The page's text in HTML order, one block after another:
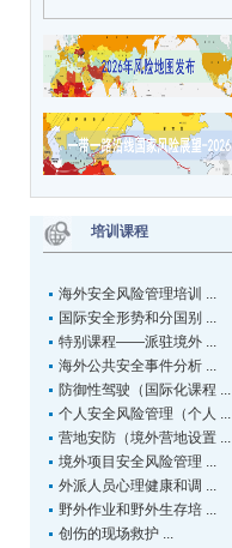
培训课程
海外安全风险管理培训 ...
国际安全形势和分国别 ...
特别课程——派驻境外 ...
海外公共安全事件分析 ...
防御性驾驶（国际化课程 ...
个人安全风险管理（个人 ...
营地安防（境外营地设置 ...
境外项目安全风险管理 ...
外派人员心理健康和调 ...
野外作业和野外生存培 ...
创伤的现场救护 ...